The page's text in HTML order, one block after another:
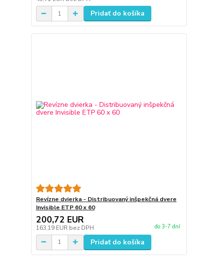
Pridať do košíka
Revízne dvierka - Distribuovaný inšpekčná dvere
Invisible ETP 60 x 60
200,72 EUR
163,19 EUR bez DPH do 3-7 dní
Pridať do košíka